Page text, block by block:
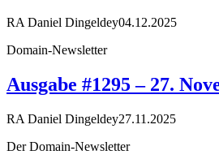
RA Daniel Dingeldey04.12.2025
Domain-Newsletter
Ausgabe #1295 – 27.
RA Daniel Dingeldey27.11.2025
Der Domain-Newsletter